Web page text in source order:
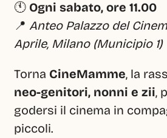
🕚 Ogni sabato, ore 11.00
📍 Anteo Palazzo del
Aprile, Milano (Municipio 1)
Torna CineMamme
neo-genitori, nonni e zii,
godersi il cinema in
piccoli.